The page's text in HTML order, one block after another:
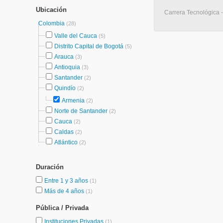
Ubicación
Colombia (28)
Valle del Cauca (5)
Distrito Capital de Bogotá (5)
Arauca (3)
Antioquia (3)
Santander (2)
Quindío (2)
Armenia (2)
Norte de Santander (2)
Cauca (2)
Caldas (2)
Atlántico (2)
Duración
Entre 1 y 3 años (1)
Más de 4 años (1)
Pública / Privada
Instituciones Privadas (1)
Carrera Tecnológica